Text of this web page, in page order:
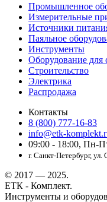
Промышленное
Измерительные
Источники
Паяльное
Инструменты
Оборудование для
Строительство
Электрика
Распродажа
Контакты
8 (800) 777-16-83
info@etk-
09:00 - 18:00, Пн-
г. Санкт-Петербург,
© 2017 — 2025.
ЕТК - Комплект.
Инструменты и